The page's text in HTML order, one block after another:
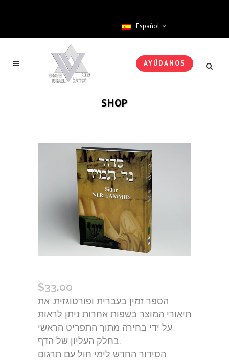
Español
AYÚDANOS
SHOP
$33.00
הספר זמין בעברית ופורטוגזית. את
תיאורי המוצר בשפות אחרות ניתן לראות
על ידי בחירה מתוך התפריט הראשי
בחלק העליון של הדף.
הסידור החדש לימי חול עם תרגום